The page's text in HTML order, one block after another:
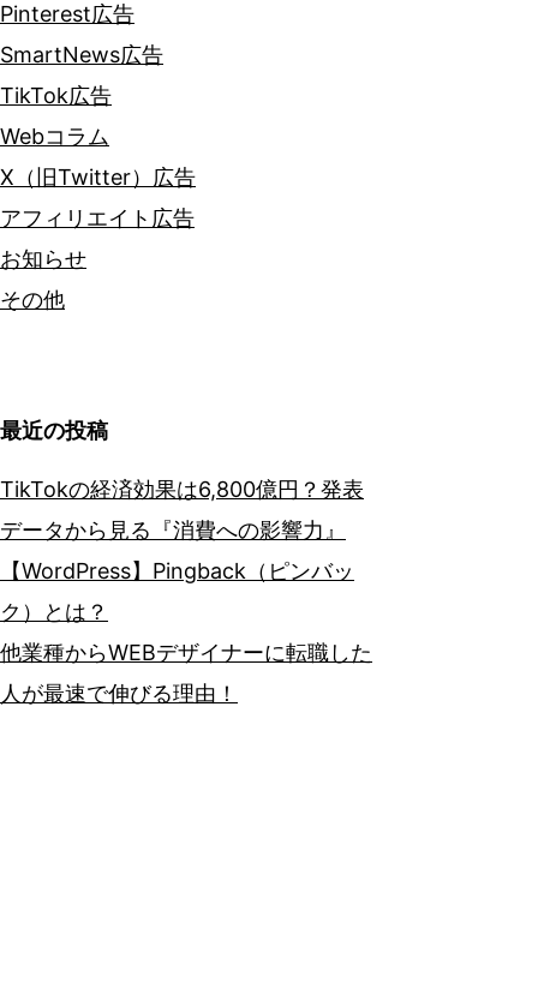
Pinterest広告
SmartNews広告
TikTok広告
Webコラム
X（旧Twitter）広告
アフィリエイト広告
お知らせ
その他
最近の投稿
TikTokの経済効果は6,800億円？発表
データから見る『消費への影響力』
【WordPress】Pingback（ピンバッ
ク）とは？
他業種からWEBデザイナーに転職した
人が最速で伸びる理由！